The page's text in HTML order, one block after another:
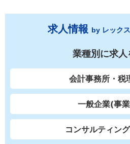
求人情報 by レック
業種別に求人
会計事務所・税
一般企業(事
コンサルティン